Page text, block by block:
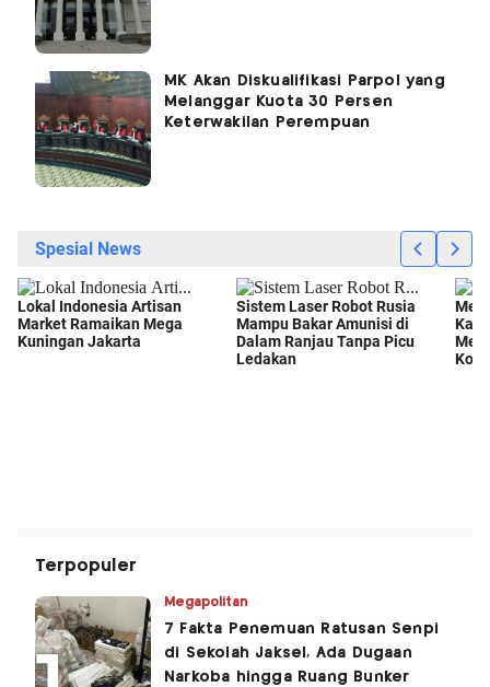
MK Akan Diskualifikasi Parpol yang
Melanggar Kuota 30 Persen
Keterwakilan Perempuan
Terpopuler
Megapolitan
7 Fakta Penemuan Ratusan Senpi
di Sekolah Jaksel, Ada Dugaan
Narkoba hingga Ruang Bunker